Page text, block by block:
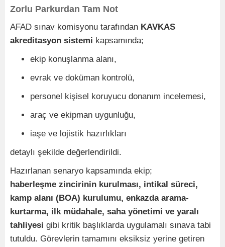
Zorlu Parkurdan Tam Not
AFAD sınav komisyonu tarafından KAVKAS
akreditasyon sistemi kapsamında;
ekip konuşlanma alanı,
evrak ve doküman kontrolü,
personel kişisel koruyucu donanım incelemesi,
araç ve ekipman uygunluğu,
iaşe ve lojistik hazırlıkları
detaylı şekilde değerlendirildi.
Hazırlanan senaryo kapsamında ekip;
haberleşme zincirinin kurulması, intikal süreci,
kamp alanı (BOA) kurulumu, enkazda arama-
kurtarma, ilk müdahale, saha yönetimi ve yaralı
tahliyesi gibi kritik başlıklarda uygulamalı sınava tabi
tutuldu. Görevlerin tamamını eksiksiz yerine getiren